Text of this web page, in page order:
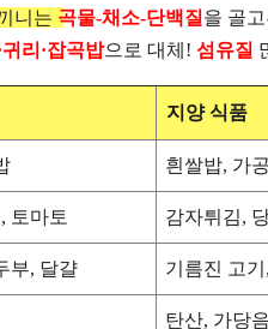
니는 곡물-채소-단백질 을 골
귀리·잡곡밥으로 대체! 섬유질
지양 식품
흰쌀밥, 가
토마토 감자튀김,
부, 달걀 기름진 고
탄산, 가당